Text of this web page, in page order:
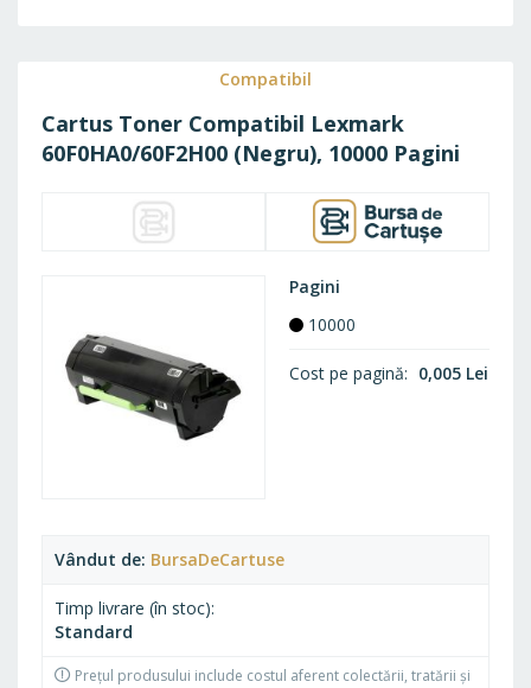
Compatibil
Cartus Toner Compatibil Lexmark
60F0HA0/60F2H00 (Negru), 10000 Pagini
Vândut de BursaDeCartuse
Timp livrare (în stoc)
Standard
Prețul produsului include costul aferent colectării, tratării și
Pagini
10000
Cost pe pagină 0,005 Lei